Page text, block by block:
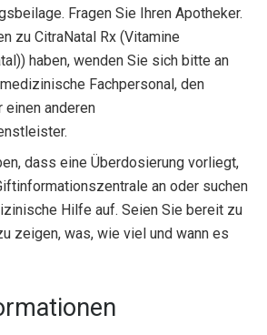
Fragen Sie Ihren Apotheker.
zu CitraNatal Rx (Vitamine
haben, wenden Sie sich bitte an
medizinische Fachpersonal, den
einen anderen
dass eine Überdosierung vorliegt,
an oder suchen
Hilfe auf. Seien Sie bereit zu
zeigen, was, wie viel und wann es